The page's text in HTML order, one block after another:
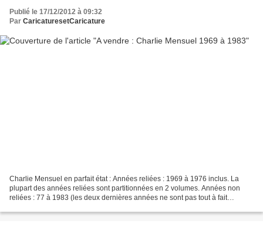
Publié le 17/12/2012 à 09:32
Par CaricaturesetCaricature
Charlie Mensuel en parfait état : Années reliées : 1969 à 1976 inclus. La
plupart des années reliées sont partitionnées en 2 volumes. Années non
reliées : 77 à 1983 (les deux dernières années ne sont pas tout à fait